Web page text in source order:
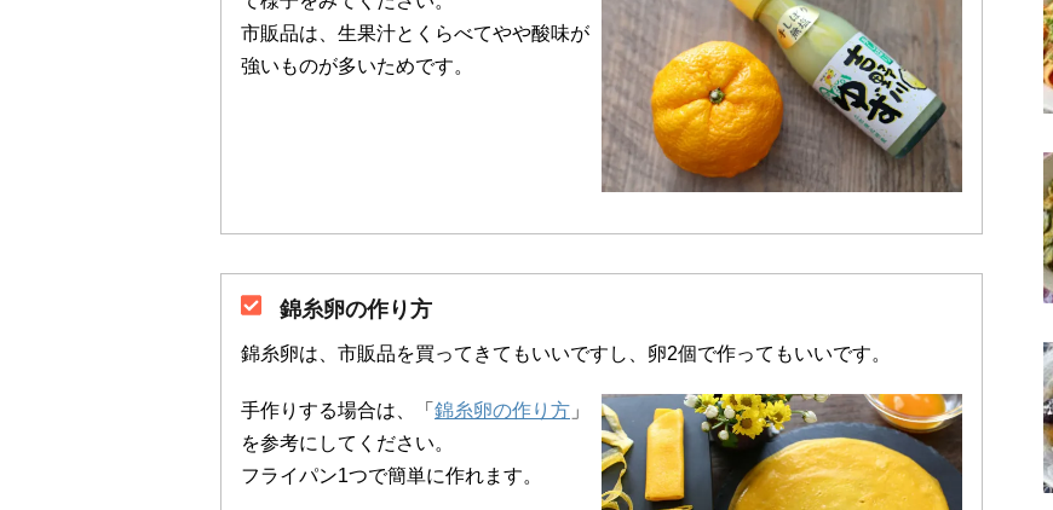
市販品は、生果汁とくらべてやや酸味が
強いものが多いためです。
錦糸卵の作り方
錦糸卵は、市販品を買ってきてもいいですし、卵2個で作ってもいいです。
手作りする場合は、「 錦糸卵の作り方 」
を参考にしてください。
フライパン1つで簡単に作れます。